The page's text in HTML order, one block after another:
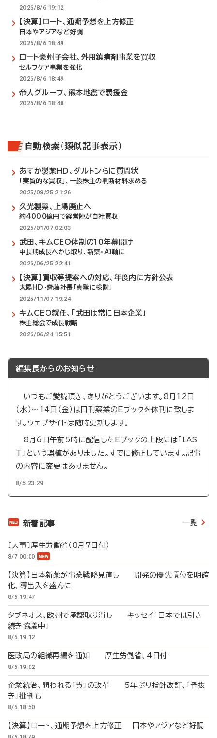
2026/8/6 19:12
【決算】ロート、通期予想を上方修正
日本やアジアなど好調
2026/8/6 18:49
ロート豪州子会社、外用鎮痛剤事業を買収
セルフケア事業を強化
2026/8/6 18:49
帝人グループ、熊本地震で義援金
2026/8/6 18:48
自動検索（類似記事表示）
あすか製薬HD、ダルトンらに質問状
「実質的な買収」、一般株主の判断材料求める
2025/08/25 21:26
久光製薬、上場廃止へ
約4000億円で経営陣が自社買収
2026/01/07 02:03
武田、キムCEO体制の10年幕開け
中長期成長へかじ取り、新薬・AI軸に
2026/06/25 22:41
【決算】買収等提案への対応、年度内に方針公表
太陽HD・齋藤社長「真摯に検討」
2025/11/07 19:24
キムCEO就任、「武田は常に日本企業」
株主総会で成長戦略
2026/06/24 15:51
編集長からのお知らせ
いつもご愛読頂き、ありがとうございます。8月12日
（水）～14日（金）は日刊薬業のEブックを休刊に致しま
す。ウェブサイトは随時更新します。
8月6日午前5時に配信したEブックの上段には「LAS
T」という誤植がありました。すでに修正しています。記事
の内容に変更はありません。
8/5 23:29
新着記事 一覧
〔人事〕厚生労働省（8月7日付）
8/7 00:00
【決算】日本新薬が事業戦略見直し 開発の優先順位を明確
化、導出入を盛んに
8/6 19:47
タブネオス、欧州で承認取り消し キッセイ「日本では引き
続き協議中」
8/6 19:12
医政局の組織再編を通知 厚生労働省、4日付
8/6 19:02
企業統治、問われる「質」の改革 5年ぶり指針改訂、「骨抜
き」批判も
8/6 18:50
【決算】ロート、通期予想を上方修正 日本やアジアなど好調